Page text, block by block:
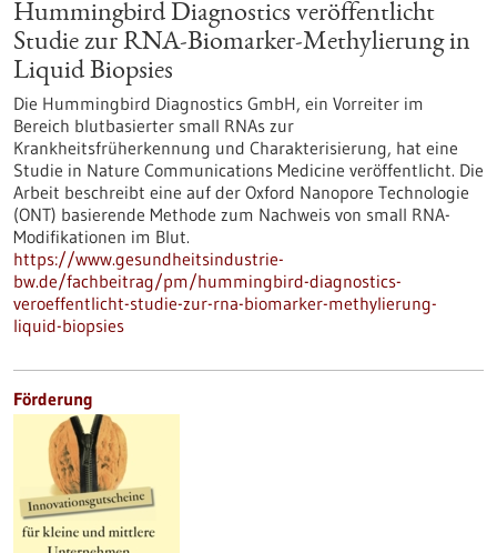
Hummingbird Diagnostics veröffentlicht
Studie zur RNA-Biomarker-Methylierung in
Liquid Biopsies
Die Hummingbird Diagnostics GmbH, ein Vorreiter im
Bereich blutbasierter small RNAs zur
Krankheitsfrüherkennung und Charakterisierung, hat eine
Studie in Nature Communications Medicine veröffentlicht. Die
Arbeit beschreibt eine auf der Oxford Nanopore Technologie
(ONT) basierende Methode zum Nachweis von small RNA-
Modifikationen im Blut.
https://www.gesundheitsindustrie-
bw.de/fachbeitrag/pm/hummingbird-diagnostics-
veroeffentlicht-studie-zur-rna-biomarker-methylierung-
liquid-biopsies
Förderung